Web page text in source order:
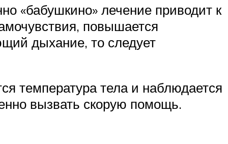
«бабушкино» лечение приводит к
повышается
дыхание, то следует
температура тела и наблюдается
вызвать скорую помощь.